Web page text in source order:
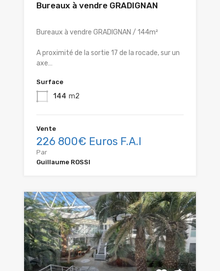
Bureaux à vendre GRADIGNAN
Bureaux à vendre GRADIGNAN / 144m²
A proximité de la sortie 17 de la rocade, sur un
axe…
Surface
144 m2
Vente
226 800€ Euros F.A.I
Par
Guillaume ROSSI